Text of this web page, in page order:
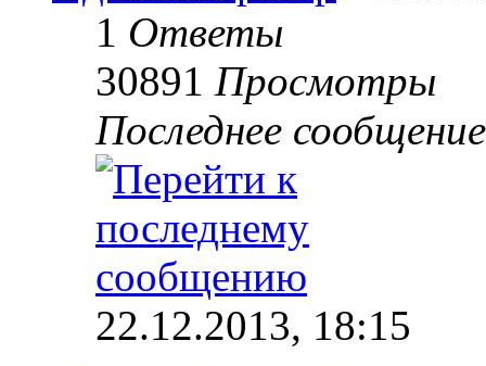
1 Ответы
30891 Просмотры
Последнее
22.12.2013, 18:15